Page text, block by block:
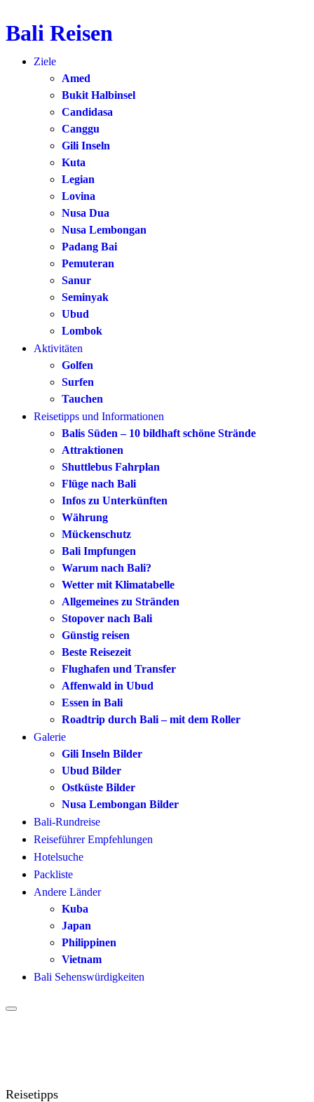
Zum
springen
Bali Reisen
Ziele
Amed
Bukit Halbinsel
Candidasa
Canggu
Gili Inseln
Kuta
Legian
Lovina
Nusa Dua
Nusa Lembongan
Padang Bai
Pemuteran
Sanur
Seminyak
Ubud
Lombok
Aktivitäten
Golfen
Surfen
Tauchen
Reisetipps und Informationen
Balis Süden – 10 bildhaft schöne Strände
Attraktionen
Shuttlebus Fahrplan
Flüge nach Bali
Infos zu Unterkünften
Währung
Mückenschutz
Bali Impfungen
Warum nach Bali?
Wetter mit Klimatabelle
Allgemeines zu Stränden
Stopover nach Bali
Günstig reisen
Beste Reisezeit
Flughafen und Transfer
Affenwald in Ubud
Essen in Bali
Roadtrip durch Bali – mit dem Roller
Galerie
Gili Inseln Bilder
Ubud Bilder
Ostküste Bilder
Nusa Lembongan Bilder
Bali-Rundreise
Reiseführer Empfehlungen
Hotelsuche
Packliste
Andere Länder
Kuba
Japan
Philippinen
Vietnam
Bali Sehenswürdigkeiten
Reisetipps